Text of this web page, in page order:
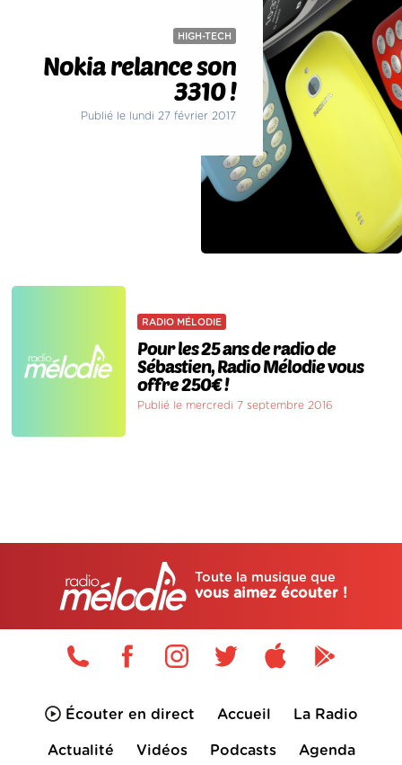
HIGH-TECH
Nokia relance son
3310 !
Publié le lundi 27 février 2017
RADIO MÉLODIE
Pour les 25 ans de radio de
Sébastien, Radio Mélodie vous
offre 250€ !
Publié le mercredi 7 septembre 2016
Toute la musique que
vous aimez écouter !
Écouter en direct Accueil La Radio
Actualité Vidéos Podcasts Agenda